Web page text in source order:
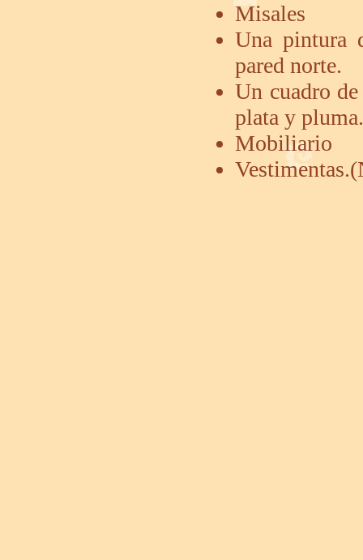
Misales
Una pintura
pared norte.
Un cuadro
plata y pluma.
Mobiliario